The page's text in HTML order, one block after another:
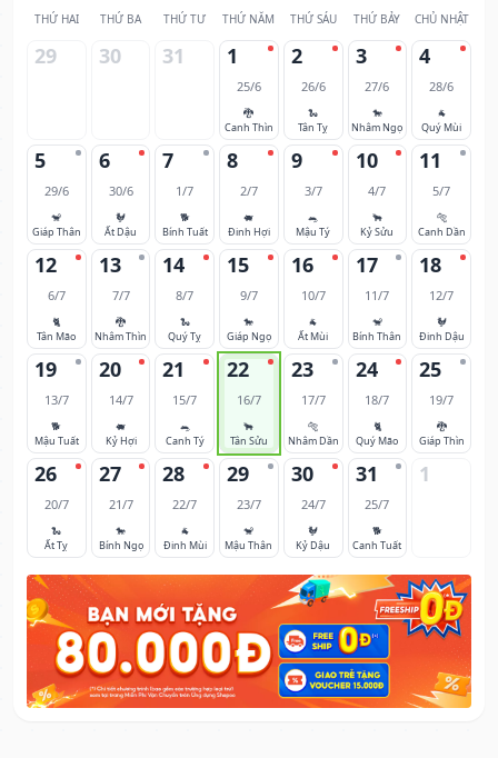
THỨ HAI THỨ BA THỨ TƯ THỨ NĂM THỨ SÁU THỨ BẢY CHỦ NHẬT
29 30 31 1
25/6
🐉
Canh Thìn
2
26/6
🐍
Tân Tỵ
3
27/6
🐎
Nhâm Ngọ
4
28/6
🐐
Quý Mùi
5
29/6
🐒
Giáp Thân
6
30/6
🐓
Ất Dậu
7
1/7
🐕
Bính Tuất
8
2/7
🐖
Đinh Hợi
9
3/7
🐀
Mậu Tý
10
4/7
🐂
Kỷ Sửu
11
5/7
🐅
Canh Dần
12
6/7
🐈
Tân Mão
13
7/7
🐉
Nhâm Thìn
14
8/7
🐍
Quý Tỵ
15
9/7
🐎
Giáp Ngọ
16
10/7
🐐
Ất Mùi
17
11/7
🐒
Bính Thân
18
12/7
🐓
Đinh Dậu
19
13/7
🐕
Mậu Tuất
20
14/7
🐖
Kỷ Hợi
21
15/7
🐀
Canh Tý
22
16/7
🐂
Tân Sửu
23
17/7
🐅
Nhâm Dần
24
18/7
🐈
Quý Mão
25
19/7
🐉
Giáp Thìn
26
20/7
🐍
Ất Tỵ
27
21/7
🐎
Bính Ngọ
28
22/7
🐐
Đinh Mùi
29
23/7
🐒
Mậu Thân
30
24/7
🐓
Kỷ Dậu
31
25/7
🐕
Canh Tuất
1